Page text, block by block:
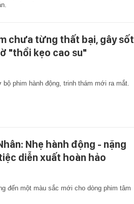
chưa từng thất bại, gây sốt
"thổi kẹo cao su"
phim hành động, trinh thám mới ra mắt.
Nhẹ hành động - nặng
diễn xuất hoàn hảo
đến một màu sắc mới cho dòng phim tâm